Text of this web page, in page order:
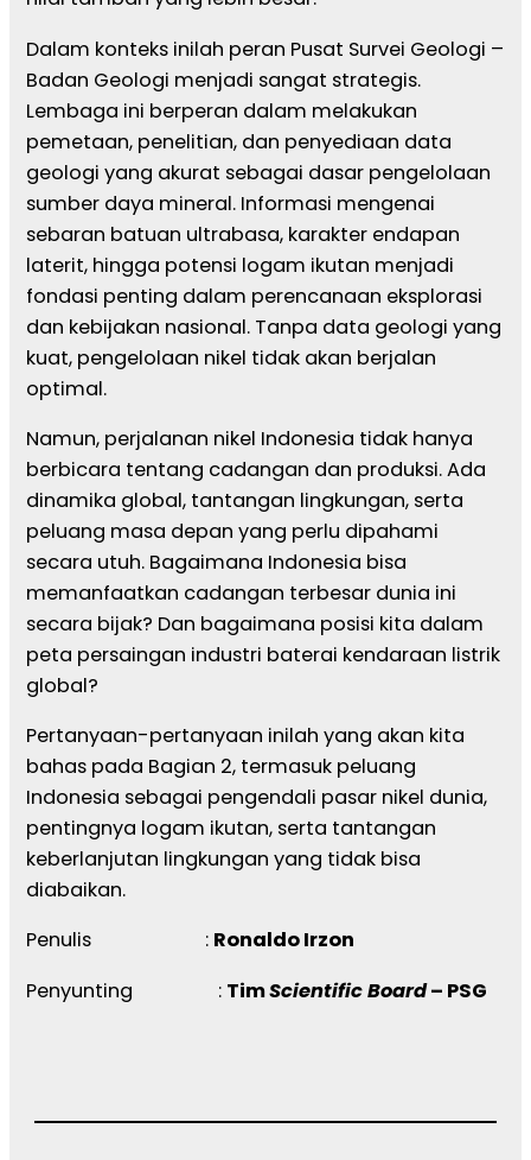
Dalam konteks inilah peran Pusat Survei Geologi –
Badan Geologi menjadi sangat strategis.
Lembaga ini berperan dalam melakukan
pemetaan, penelitian, dan penyediaan data
geologi yang akurat sebagai dasar pengelolaan
sumber daya mineral. Informasi mengenai
sebaran batuan ultrabasa, karakter endapan
laterit, hingga potensi logam ikutan menjadi
fondasi penting dalam perencanaan eksplorasi
dan kebijakan nasional. Tanpa data geologi yang
kuat, pengelolaan nikel tidak akan berjalan
optimal.
Namun, perjalanan nikel Indonesia tidak hanya
berbicara tentang cadangan dan produksi. Ada
dinamika global, tantangan lingkungan, serta
peluang masa depan yang perlu dipahami
secara utuh. Bagaimana Indonesia bisa
memanfaatkan cadangan terbesar dunia ini
secara bijak? Dan bagaimana posisi kita dalam
peta persaingan industri baterai kendaraan listrik
global?
Pertanyaan-pertanyaan inilah yang akan kita
bahas pada Bagian 2, termasuk peluang
Indonesia sebagai pengendali pasar nikel dunia,
pentingnya logam ikutan, serta tantangan
keberlanjutan lingkungan yang tidak bisa
diabaikan.
Penulis : Ronaldo Irzon
Penyunting : TimScientific Board– PSG